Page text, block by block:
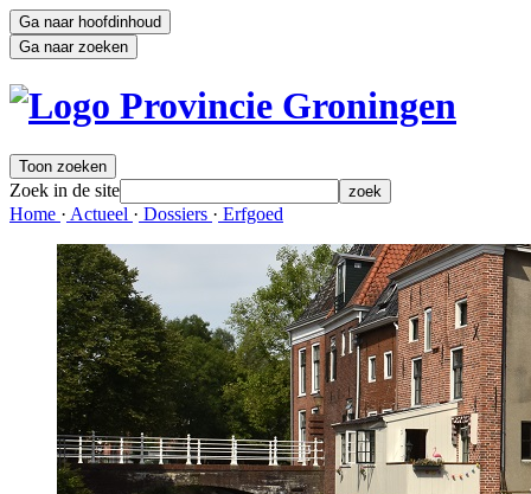
Ga naar hoofdinhoud
Ga naar zoeken
Toon zoeken
Zoek in de site zoek
Home · Actueel · Dossiers · Erfgoed